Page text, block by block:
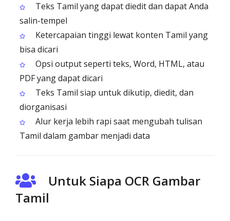
Teks Tamil yang dapat diedit dan dapat Anda
salin-tempel
Ketercapaian tinggi lewat konten Tamil yang
bisa dicari
Opsi output seperti teks, Word, HTML, atau
PDF yang dapat dicari
Teks Tamil siap untuk dikutip, diedit, dan
diorganisasi
Alur kerja lebih rapi saat mengubah tulisan
Tamil dalam gambar menjadi data
Untuk Siapa OCR Gambar
Tamil